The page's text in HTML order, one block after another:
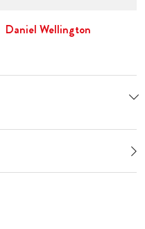
Daniel Wellington